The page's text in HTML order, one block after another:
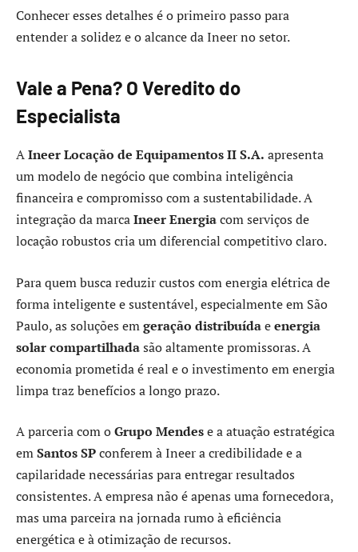
Conhecer esses detalhes é o primeiro passo para
entender a solidez e o alcance da Ineer no setor.
Vale a Pena? O Veredito do
Especialista
AIneer Locação de Equipamentos II S.A. apresenta
um modelo de negócio que combina inteligência
financeira e compromisso com a sustentabilidade. A
integração da marcaIneer Energiacom serviços de
locação robustos cria um diferencial competitivo claro.
Para quem busca reduzir custos com energia elétrica de
forma inteligente e sustentável, especialmente em São
Paulo, as soluções emgeração distribuídaeenergia
solar compartilhadasão altamente promissoras. A
economia prometida é real e o investimento em energia
limpa traz benefícios a longo prazo.
A parceria com oGrupo Mendese a atuação estratégica
emSantos SPconferem à Ineer a credibilidade e a
capilaridade necessárias para entregar resultados
consistentes. A empresa não é apenas uma fornecedora,
mas uma parceira na jornada rumo à eficiência
energética e à otimização de recursos.